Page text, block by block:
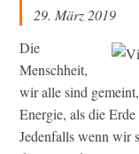
29. März 2019
Die
Menschheit,
wir alle sind
Energie, als die
Jedenfalls wenn wir